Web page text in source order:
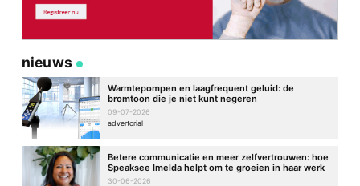
nieuws
Warmtepompen en laagfrequent geluid: de
bromtoon die je niet kunt negeren
09-07-2026
advertorial
Betere communicatie en meer zelfvertrouwen: hoe
Speaksee Imelda helpt om te groeien in haar werk
30-06-2026